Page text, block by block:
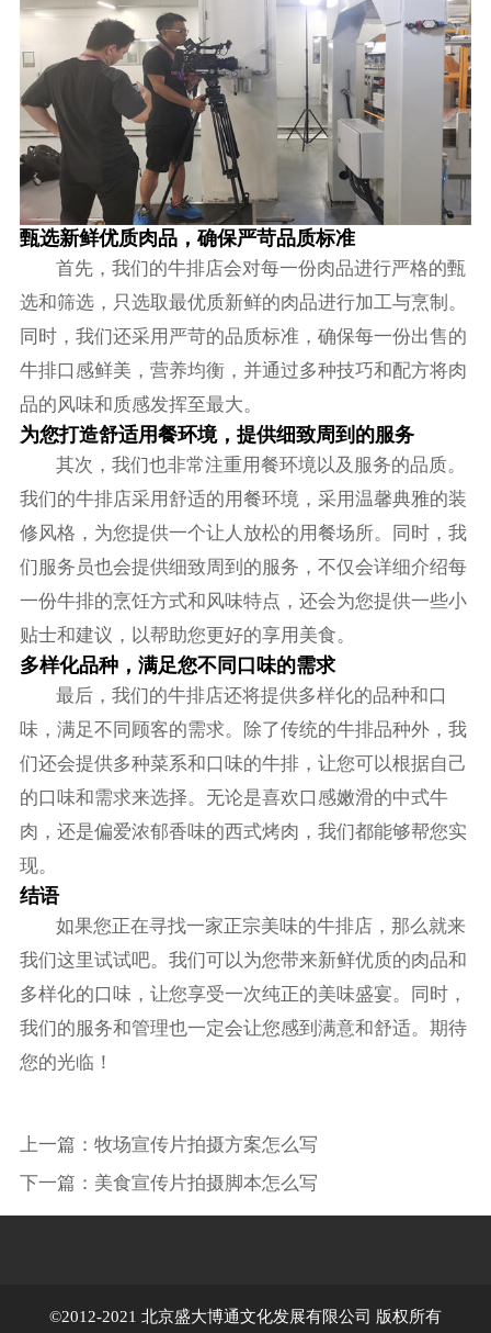
甄选新鲜优质肉品，确保严苛品质标准
首先，我们的牛排店会对每一份肉品进行严格的甄
选和筛选，只选取最优质新鲜的肉品进行加工与烹制。
同时，我们还采用严苛的品质标准，确保每一份出售的
牛排口感鲜美，营养均衡，并通过多种技巧和配方将肉
品的风味和质感发挥至最大。
为您打造舒适用餐环境，提供细致周到的服务
其次，我们也非常注重用餐环境以及服务的品质。
我们的牛排店采用舒适的用餐环境，采用温馨典雅的装
修风格，为您提供一个让人放松的用餐场所。同时，我
们服务员也会提供细致周到的服务，不仅会详细介绍每
一份牛排的烹饪方式和风味特点，还会为您提供一些小
贴士和建议，以帮助您更好的享用美食。
多样化品种，满足您不同口味的需求
最后，我们的牛排店还将提供多样化的品种和口
味，满足不同顾客的需求。除了传统的牛排品种外，我
们还会提供多种菜系和口味的牛排，让您可以根据自己
的口味和需求来选择。无论是喜欢口感嫩滑的中式牛
肉，还是偏爱浓郁香味的西式烤肉，我们都能够帮您实
现。
结语
如果您正在寻找一家正宗美味的牛排店，那么就来
我们这里试试吧。我们可以为您带来新鲜优质的肉品和
多样化的口味，让您享受一次纯正的美味盛宴。同时，
我们的服务和管理也一定会让您感到满意和舒适。期待
您的光临！
上一篇： 牧场宣传片拍摄方案怎么写
下一篇： 美食宣传片拍摄脚本怎么写
©2012-2021 北京盛大博通文化发展有限公司 版权所有